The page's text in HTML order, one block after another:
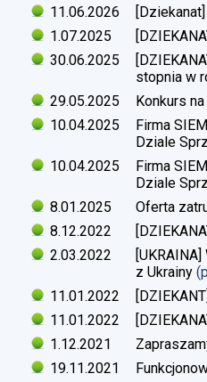
11.06.2026
1.07.2025
30.06.2025
stopnia w
29.05.2025
Konkurs
10.04.2025
Firma
Dziale
10.04.2025
Firma
Dziale
8.01.2025
Oferta
8.12.2022
2.03.2022
z Ukrainy
11.01.2022
11.01.2022
1.12.2021
19.11.2021